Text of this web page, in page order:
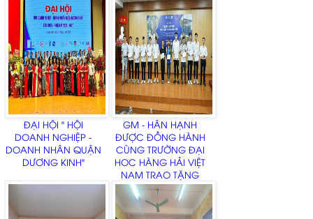
ĐẠI HỘI " HỘI
DOANH NGHIỆP -
DOANH NHÂN QUẬN
DƯƠNG KINH"
GM - HÂN HẠNH
ĐƯỢC ĐỒNG HÀNH
CÙNG TRƯỜNG ĐẠI
HOC HÀNG HẢI VIỆT
NAM TRAO TẶNG
HỌC BỔNG CHO
NHỮNG SINH VIÊN ƯU
TÚ